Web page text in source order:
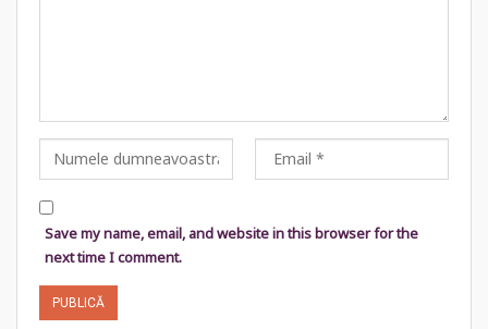
Save my name, email, and website in this browser for the
next time I comment.